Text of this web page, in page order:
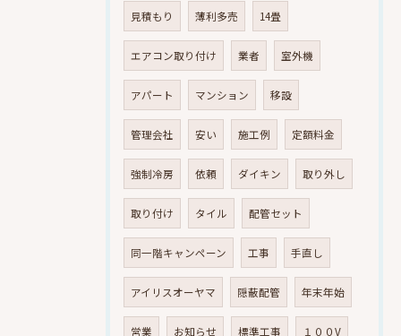
見積もり 薄利多売 14畳
エアコン取り付け 業者 室外機
アパート マンション 移設
管理会社 安い 施工例 定額料金
強制冷房 依頼 ダイキン 取り外し
取り付け タイル 配管セット
同一階キャンペーン 工事 手直し
アイリスオーヤマ 隠蔽配管 年末年始
営業 お知らせ 標準工事 １００V